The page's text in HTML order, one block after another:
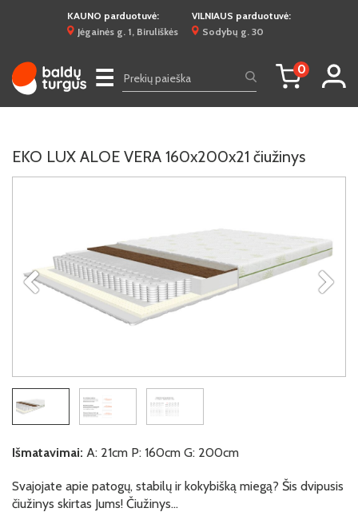
KAUNO parduotuvė:
Jėgainės g. 1, Biruliškės
VILNIAUS parduotuvė:
Sodybų g. 30
☰ 0
EKO LUX ALOE VERA 160x200x21 čiužinys
Išmatavimai: A: 21cm P: 160cm G: 200cm
Svajojate apie patogų, stabilų ir kokybišką miegą? Šis dvipusis
čiužinys skirtas Jums! Čiužinys…